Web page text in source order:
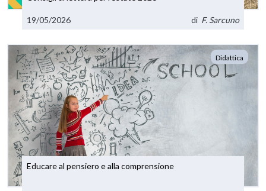
19/05/2026 di F. Sarcuno
Didattica
Educare al pensiero e alla comprensione